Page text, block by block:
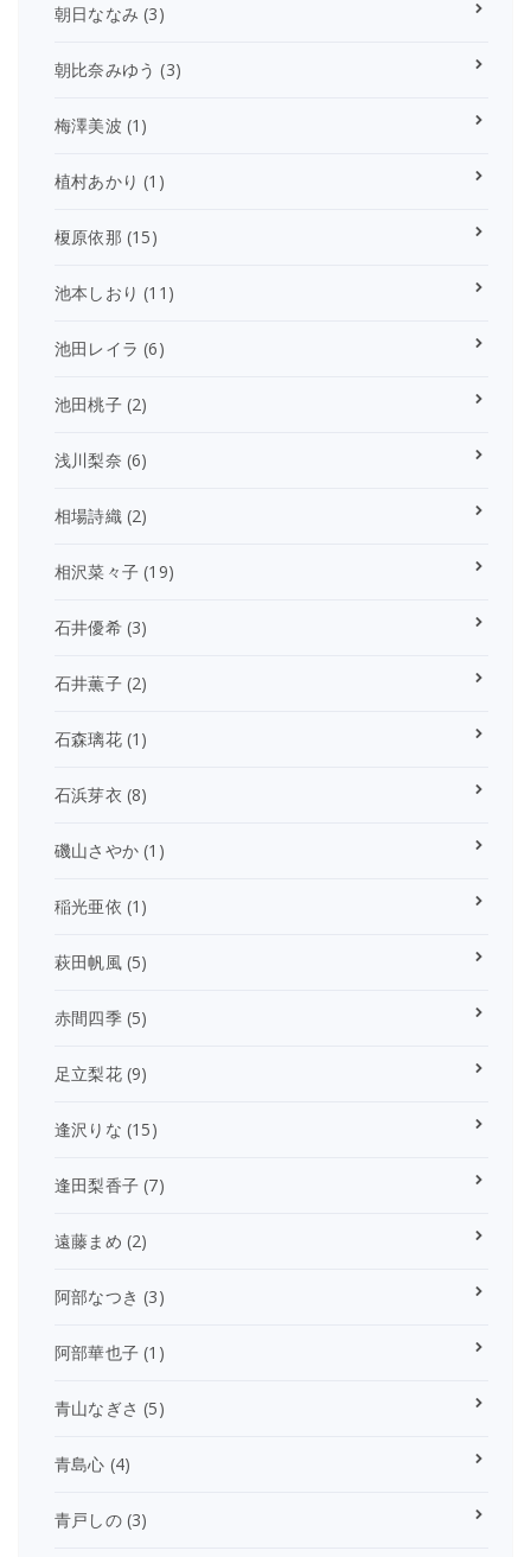
朝日ななみ (3)
朝比奈みゆう (3)
梅澤美波 (1)
植村あかり (1)
榎原依那 (15)
池本しおり (11)
池田レイラ (6)
池田桃子(2)
浅川梨奈 (6)
相場詩織 (2)
相沢菜々子 (19)
石井優希(3)
石井薫子(2)
石森璃花(1)
石浜芽衣 (8)
磯山さやか (1)
稲光亜依 (1)
萩田帆風(5)
赤間四季(5)
足立梨花(9)
逢沢りな (15)
逢田梨香子 (7)
遠藤まめ (2)
阿部なつき (3)
阿部華也子 (1)
青山なぎさ (5)
青島心 (4)
青戸しの(3)